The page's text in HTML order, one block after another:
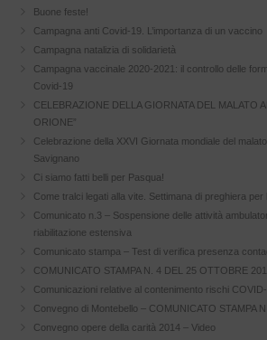
Buone feste!
Campagna anti Covid-19. L’importanza di un vaccino
Campagna natalizia di solidarietà
Campagna vaccinale 2020-2021: il controllo delle
Covid-19
CELEBRAZIONE DELLA GIORNATA DEL MALATO
ORIONE”
Celebrazione della XXVI Giornata mondiale del
Savignano
Ci siamo fatti belli per Pasqua!
Come tralci legati alla vite. Settimana di preghiera per
Comunicato n.3 – Sospensione delle attività
riabilitazione estensiva
Comunicato stampa – Test di verifica presenza
COMUNICATO STAMPA N. 4 DEL 25 OTTOBRE
Comunicazioni relative al contenimento rischi
Convegno di Montebello – COMUNICATO STAMPA
Convegno opere della carità 2014 – Video